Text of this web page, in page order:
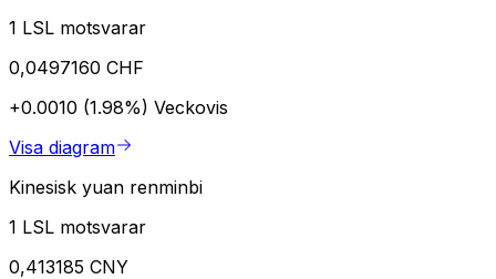
1 LSL motsvarar
0,0497160 CHF
+0.0010 (1.98%) Veckovis
Visa diagram
Kinesisk yuan renminbi
1 LSL motsvarar
0,413185 CNY